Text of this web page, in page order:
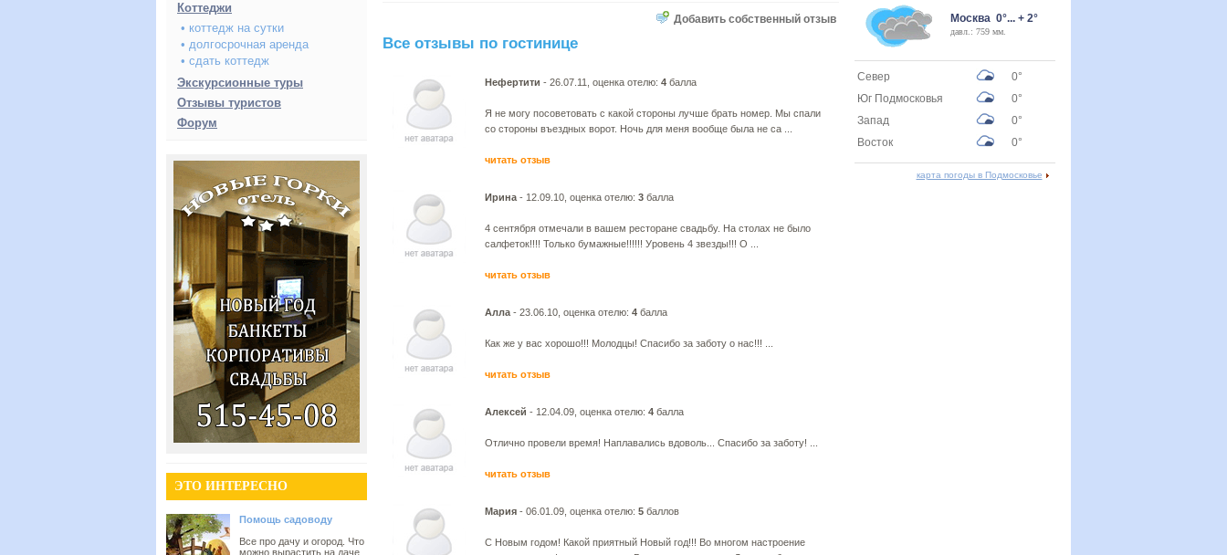
Коттеджи
• коттедж на сутки
• долгосрочная аренда
• сдать коттедж
Экскурсионные туры
Отзывы туристов
Форум
ЭТО ИНТЕРЕСНО
Помощь садоводу
Все про дачу и огород. Что
можно вырастить на даче
Добавить собственный отзыв
Все отзывы по гостинице
Нефертити - 26.07.11, оценка отелю: 4 балла
Я не могу посоветовать с какой стороны лучше брать номер. Мы спали
со стороны въездных ворот. Ночь для меня вообще была не са ...
читать отзыв
Ирина - 12.09.10, оценка отелю: 3 балла
4 сентября отмечали в вашем ресторане свадьбу. На столах не было
салфеток!!!! Только бумажные!!!!!! Уровень 4 звезды!!! О ...
читать отзыв
Алла - 23.06.10, оценка отелю: 4 балла
Как же у вас хорошо!!! Молодцы! Спасибо за заботу о нас!!! ...
читать отзыв
Алексей - 12.04.09, оценка отелю: 4 балла
Отлично провели время! Наплавались вдоволь... Спасибо за заботу! ...
читать отзыв
Мария - 06.01.09, оценка отелю: 5 баллов
С Новым годом! Какой приятный Новый год!!! Во многом настроение
Москва 0°... + 2°
давл.: 759 мм.
Север
0°
Юг Подмосковья
0°
Запад
0°
Восток
0°
карта погоды в Подмосковье